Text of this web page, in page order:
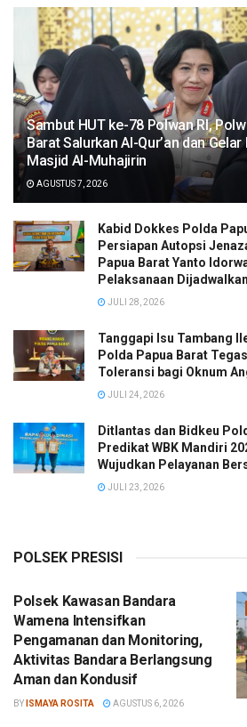
Sambut HUT ke-78 Polwan RI,
Barat Salurkan Al-Qur’an dan
Masjid Al-Muhajirin
AGUSTUS 7, 2026
Kabid Dokkes Polda
Persiapan Autopsi
Papua Barat Yanto
Pelaksanaan
JULI 28, 2026
Tanggapi Isu Tambang
Polda Papua Barat
Toleransi bagi Oknum
JULI 24, 2026
Ditlantas dan Bidkeu
Predikat WBK Mandiri
Wujudkan Pelayanan
JULI 23, 2026
POLSEK PRESISI
Polsek Kawasan Bandara
Wamena Intensifkan
Pengamanan dan Monitoring,
Aktivitas Bandara Berlangsung
Aman dan Kondusif
BY ISMAYA ROSITA AGUSTUS 6, 2026